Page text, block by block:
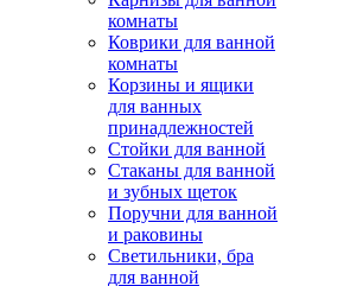
комнаты
Коврики для ванной
комнаты
Корзины и ящики
для ванных
принадлежностей
Стойки для ванной
Стаканы для ванной
и зубных щеток
Поручни для ванной
и раковины
Светильники, бра
для ванной